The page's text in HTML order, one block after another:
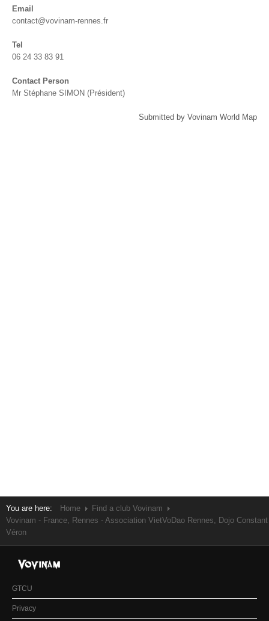
Email
contact@vovinam-rennes.fr
Tel
06 24 33 83 91
Contact Person
Mr Stéphane SIMON (Président)
Submitted by Vovinam World Map
You are here: Home
Find a club Vovinam
Vovinam - France, Rennes - Association VietVoDao Rennes, Dojo Constant
Véron
GTCU
Privacy